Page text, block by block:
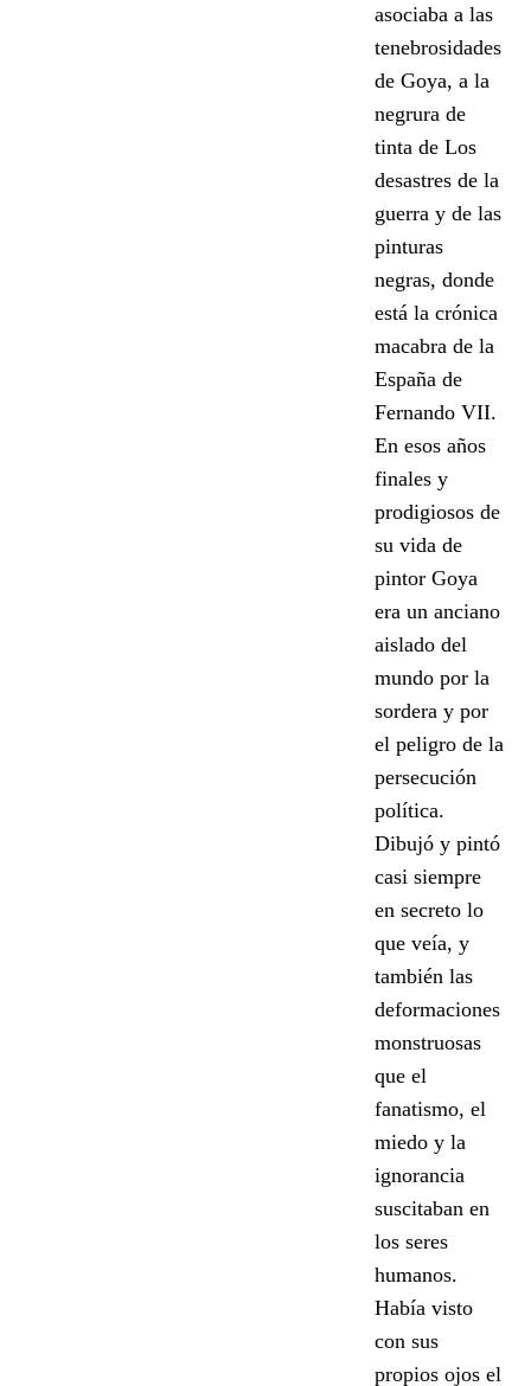
asociaba a las
tenebrosidades
de Goya, a la
negrura de
tinta de Los
desastres de la
guerra y de las
pinturas
negras, donde
está la crónica
macabra de la
España de
Fernando VII.
En esos años
finales y
prodigiosos de
su vida de
pintor Goya
era un anciano
aislado del
mundo por la
sordera y por
el peligro de la
persecución
política.
Dibujó y pintó
casi siempre
en secreto lo
que veía, y
también las
deformaciones
monstruosas
que el
fanatismo, el
miedo y la
ignorancia
suscitaban en
los seres
humanos.
Había visto
con sus
propios ojos el